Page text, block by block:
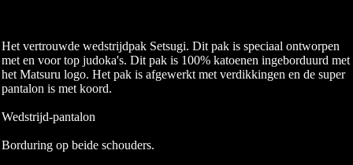
Het vertrouwde wedstrijdpak Setsugi. Dit pak is speciaal ontworpen
met en voor top judoka's. Dit pak is 100% katoenen ingeborduurd met
het Matsuru logo. Het pak is afgewerkt met verdikkingen en de super
pantalon is met koord.
Wedstrijd-pantalon
Borduring op beide schouders.